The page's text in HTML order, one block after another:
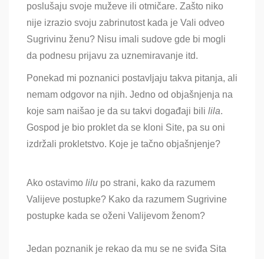
poslušaju svoje muževe ili otmičare. Zašto niko
nije izrazio svoju zabrinutost kada je Vali odveo
Sugrivinu ženu? Nisu imali sudove gde bi mogli
da podnesu prijavu za uznemiravanje itd.
Ponekad mi poznanici postavljaju takva pitanja, ali
nemam odgovor na njih. Jedno od objašnjenja na
koje sam naišao je da su takvi događaji bili lila.
Gospod je bio proklet da se kloni Site, pa su oni
izdržali prokletstvo. Koje je tačno objašnjenje?
Ako ostavimo lilu po strani, kako da razumem
Valijeve postupke? Kako da razumem Sugrivine
postupke kada se oženi Valijevom ženom?
Jedan poznanik je rekao da mu se ne sviđa Sita